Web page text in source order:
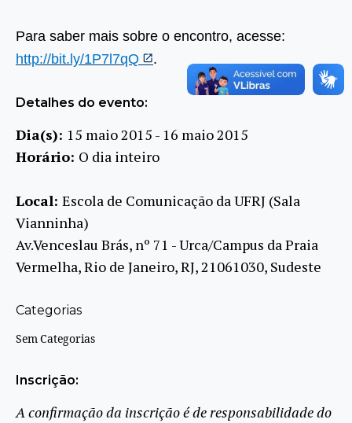
Para saber mais sobre o encontro, acesse:
http://bit.ly/1P7l7qQ
.
Detalhes do evento:
Dia(s): 15 maio 2015 - 16 maio 2015
Horário: O dia inteiro
Local: Escola de Comunicação da UFRJ (Sala
Vianninha)
Av.Venceslau Brás, nº 71 - Urca/Campus da Praia
Vermelha, Rio de Janeiro, RJ, 21061030, Sudeste
Categorias
Sem Categorias
Inscrição:
A confirmação da inscrição é de responsabilidade do